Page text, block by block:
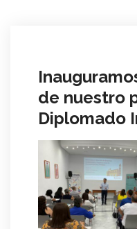
de nuestro
Diplomado